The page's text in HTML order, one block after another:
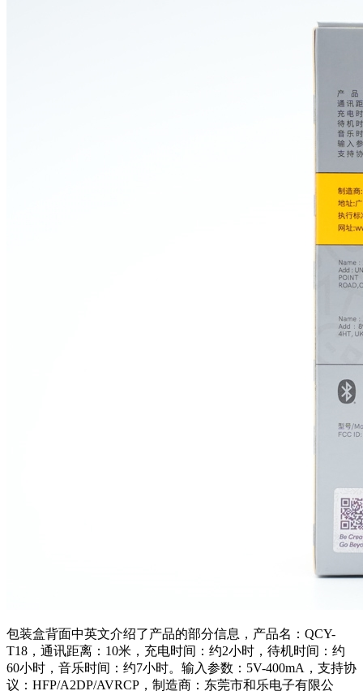
包装盒背面中英文介绍了产品的部分信息，产品名：QCY-
T18，通讯距离：10米，充电时间：约2小时，待机时间：约
60小时，音乐时间：约7小时。输入参数：5V-400mA，支持协
议：HFP/A2DP/AVRCP，制造商：东莞市和乐电子有限公